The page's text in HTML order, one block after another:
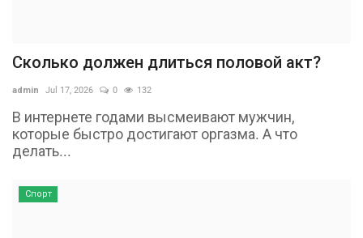
Сколько должен длиться половой акт?
admin Jul 17, 2026 0 132
В интернете годами высмеивают мужчин,
которые быстро достигают оргазма. А что
делать...
Спорт